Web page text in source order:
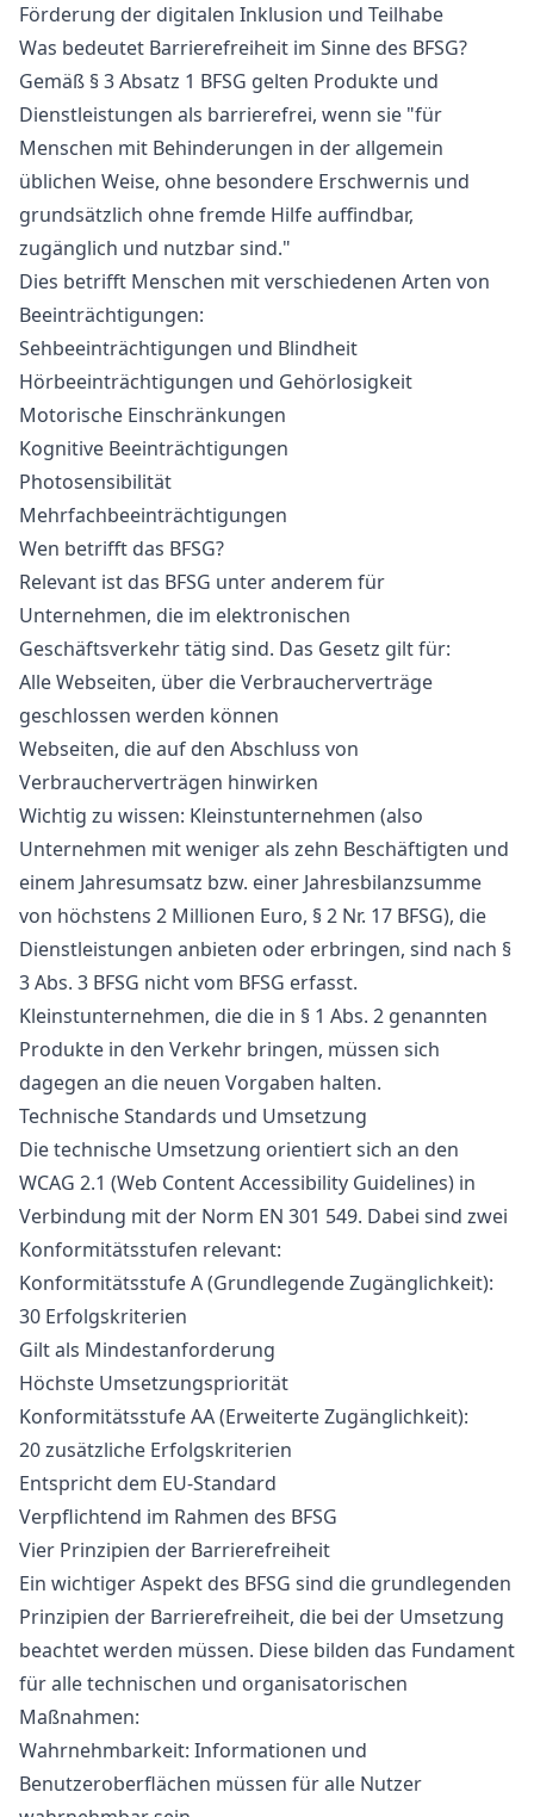
Förderung der digitalen Inklusion und Teilhabe
Was bedeutet Barrierefreiheit im Sinne des BFSG?
Gemäß § 3 Absatz 1 BFSG gelten Produkte und
Dienstleistungen als barrierefrei, wenn sie "für
Menschen mit Behinderungen in der allgemein
üblichen Weise, ohne besondere Erschwernis und
grundsätzlich ohne fremde Hilfe auffindbar,
zugänglich und nutzbar sind."
Dies betrifft Menschen mit verschiedenen Arten von
Beeinträchtigungen:
Sehbeeinträchtigungen und Blindheit
Hörbeeinträchtigungen und Gehörlosigkeit
Motorische Einschränkungen
Kognitive Beeinträchtigungen
Photosensibilität
Mehrfachbeeinträchtigungen
Wen betrifft das BFSG?
Relevant ist das BFSG unter anderem für
Unternehmen, die im elektronischen
Geschäftsverkehr tätig sind. Das Gesetz gilt für:
Alle Webseiten, über die Verbraucherverträge
geschlossen werden können
Webseiten, die auf den Abschluss von
Verbraucherverträgen hinwirken
Wichtig zu wissen: Kleinstunternehmen (also
Unternehmen mit weniger als zehn Beschäftigten und
einem Jahresumsatz bzw. einer Jahresbilanzsumme
von höchstens 2 Millionen Euro, § 2 Nr. 17 BFSG), die
Dienstleistungen anbieten oder erbringen, sind nach §
3 Abs. 3 BFSG nicht vom BFSG erfasst.
Kleinstunternehmen, die die in § 1 Abs. 2 genannten
Produkte in den Verkehr bringen, müssen sich
dagegen an die neuen Vorgaben halten.
Technische Standards und Umsetzung
Die technische Umsetzung orientiert sich an den
WCAG 2.1 (Web Content Accessibility Guidelines) in
Verbindung mit der Norm EN 301 549. Dabei sind zwei
Konformitätsstufen relevant:
Konformitätsstufe A (Grundlegende Zugänglichkeit):
30 Erfolgskriterien
Gilt als Mindestanforderung
Höchste Umsetzungspriorität
Konformitätsstufe AA (Erweiterte Zugänglichkeit):
20 zusätzliche Erfolgskriterien
Entspricht dem EU-Standard
Verpflichtend im Rahmen des BFSG
Vier Prinzipien der Barrierefreiheit
Ein wichtiger Aspekt des BFSG sind die grundlegenden
Prinzipien der Barrierefreiheit, die bei der Umsetzung
beachtet werden müssen. Diese bilden das Fundament
für alle technischen und organisatorischen
Maßnahmen:
Wahrnehmbarkeit: Informationen und
Benutzeroberflächen müssen für alle Nutzer